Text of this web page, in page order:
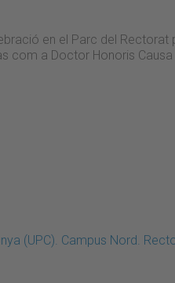
en el Parc del Rectorat
com a Doctor Honoris Causa
(UPC). Campus Nord.